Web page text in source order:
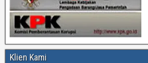
Klien Kami